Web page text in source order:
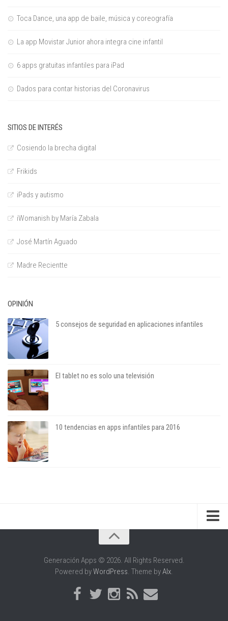
Toca Dance, una app de baile, música y coreografía
La app Movistar Junior ahora integra cine infantil
6 apps gratuitas infantiles para iPad
Dados para contar historias del Coronavirus
SITIOS DE INTERÉS
Cosiendo la brecha digital
Frikids
iPads y autismo
iWomanish by María Zabala
José Martín Aguado
Madre Recientte
OPINIÓN
5 consejos de seguridad en aplicaciones infantiles
El tablet no es solo una televisión
10 tendencias en apps infantiles para 2016
Sobre el autor
Apariciones en medios
Generación Apps © 2026. All Rights Reserved.
Powered byWordPress. Theme byAlx.